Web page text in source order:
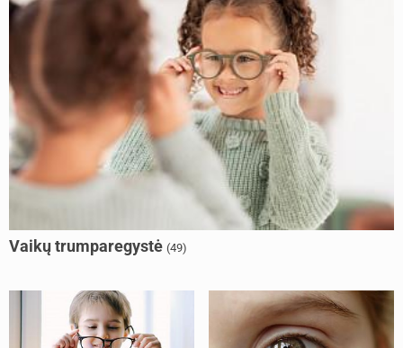
Vaikų trumparegystė (49)